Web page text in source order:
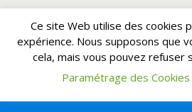
Retour au
Mobile
Ce site Web utilise des cookies
expérience. Nous supposons que
cela, mais vous pouvez refuser
Paramétrage des Cookies